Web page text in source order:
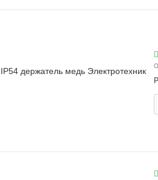
держатель медь Электротехник